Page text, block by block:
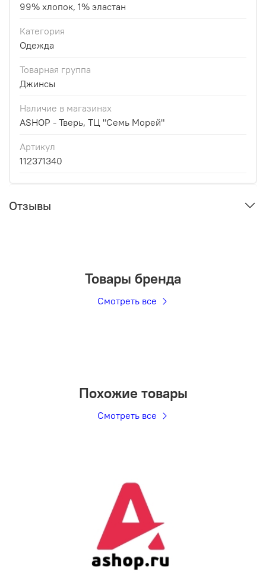
99% хлопок, 1% эластан
Категория
Одежда
Товарная группа
Джинсы
Наличие в магазинах
ASHOP - Тверь, ТЦ "Семь Морей"
Артикул
112371340
Отзывы
Товары бренда
Смотреть все
Похожие товары
Смотреть все